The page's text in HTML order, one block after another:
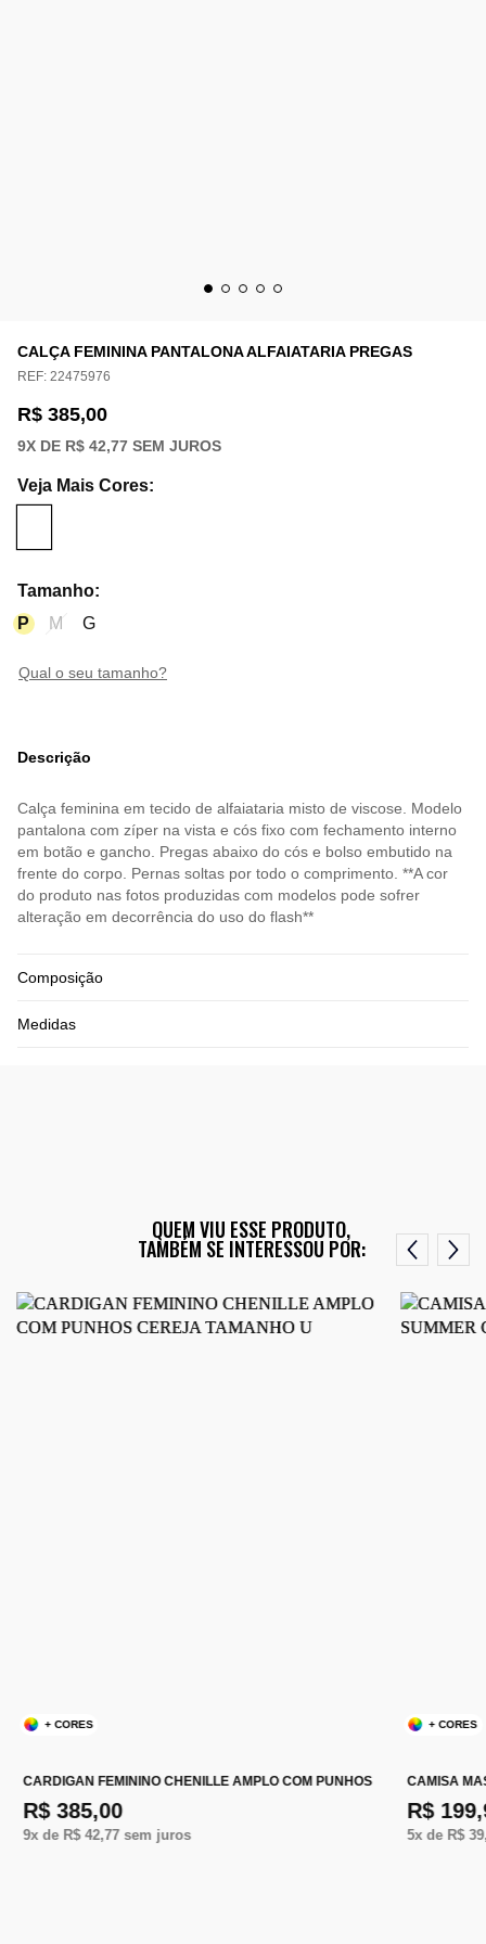
CALÇA FEMININA PANTALONA ALFAIATARIA PREGAS
REF: 22475976
R$ 385,00
9X DE R$ 42,77 SEM JUROS
Veja Mais Cores:
Tamanho:
P
M G
qual o seu tamanho?
Descrição
Calça feminina em tecido de alfaiataria misto de viscose. Modelo
pantalona com zíper na vista e cós fixo com fechamento interno
em botão e gancho. Pregas abaixo do cós e bolso embutido na
frente do corpo. Pernas soltas por todo o comprimento. **A cor
do produto nas fotos produzidas com modelos pode sofrer
alteração em decorrência do uso do flash**
Composição
Medidas
QUEM VIU ESSE PRODUTO,
TAMBÉM SE INTERESSOU POR:
+ CORES
CARDIGAN FEMININO CHENILLE AMPLO COM PUNHOS
R$ 385,00
9x de R$ 42,77sem juros
+ CORES
CAMISA
R$
5x de R$